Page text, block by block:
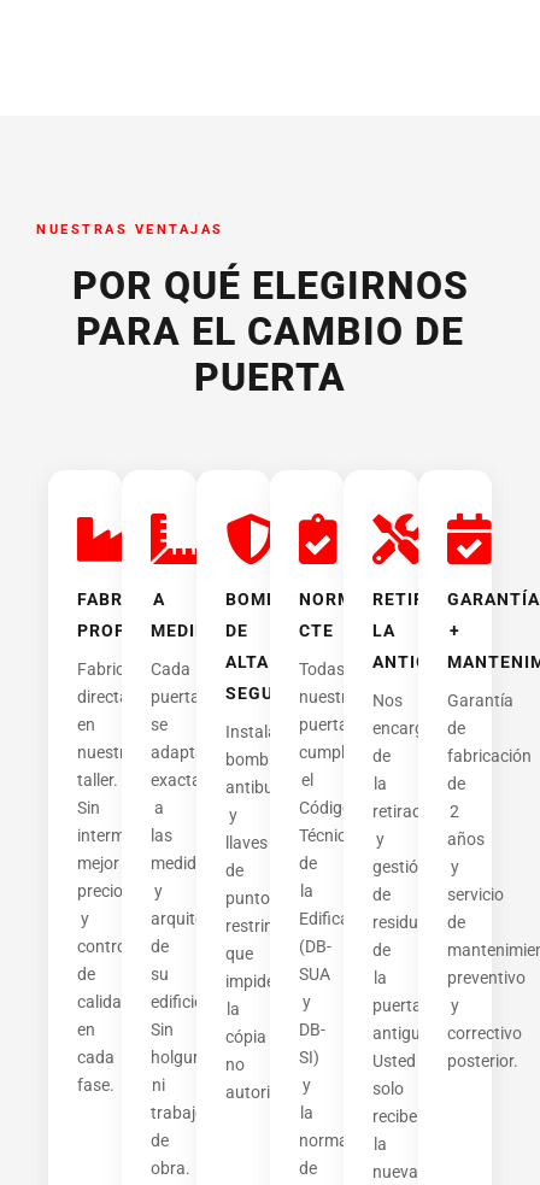
NUESTRAS VENTAJAS
POR QUÉ ELEGIRNOS
PARA EL CAMBIO DE
PUERTA
FABRICACIÓN
PROPIA
Fabricamos
directamente
en
nuestro
taller.
Sin
intermediarios,
mejor
precio
y
control
de
calidad
en
cada
fase.
A
MEDIDA
Cada
puerta
se
adapta
exactamente
a
las
medidas
y
arquitectura
de
su
edificio.
Sin
holguras
ni
trabajos
de
obra.
BOMBILLO
DE
ALTA
SEGURIDAD
Instalamos
bombillos
antibumping
y
llaves
de
puntos
restringidos
que
impiden
la
cópia
no
autorizada.
NORMATIVA
CTE
Todas
nuestras
puertas
cumplen
el
Código
Técnico
de
la
Edificación
(DB-
SUA
y
DB-
SI)
y
la
normativa
de
RETIRAMOS
LA
ANTIGUA
Nos
encargamos
de
la
retirada
y
gestión
de
residuos
de
la
puerta
antigua.
Usted
solo
recibe
la
nueva
GARANTÍA
+
Garantía
de
fabricación
de
2
años
y
servicio
de
preventivo
y
correctivo
posterior.